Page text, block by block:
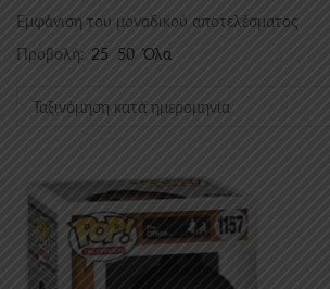
Εμφάνιση του μοναδικού αποτελέσματος
Προβολή: 25 50 Όλα